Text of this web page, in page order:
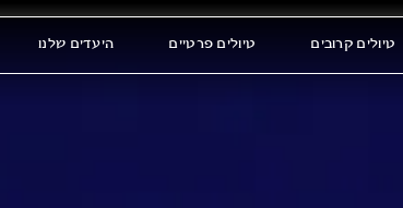
טיולים קרובים טיולים פרטיים היעדים שלנו